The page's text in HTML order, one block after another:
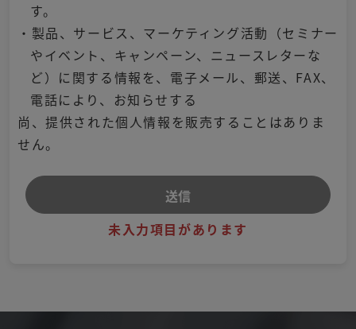
す。
・製品、サービス、マーケティング活動（セミナー
やイベント、キャンペーン、ニュースレターな
ど）に関する情報を、電子メール、郵送、FAX、
電話により、お知らせする
尚、提供された個人情報を販売することはありま
せん。
未入力項目があります